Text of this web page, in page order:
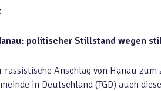
politischer Stillstand wegen
Anschlag von Hanau
in Deutschland (TGD) auch